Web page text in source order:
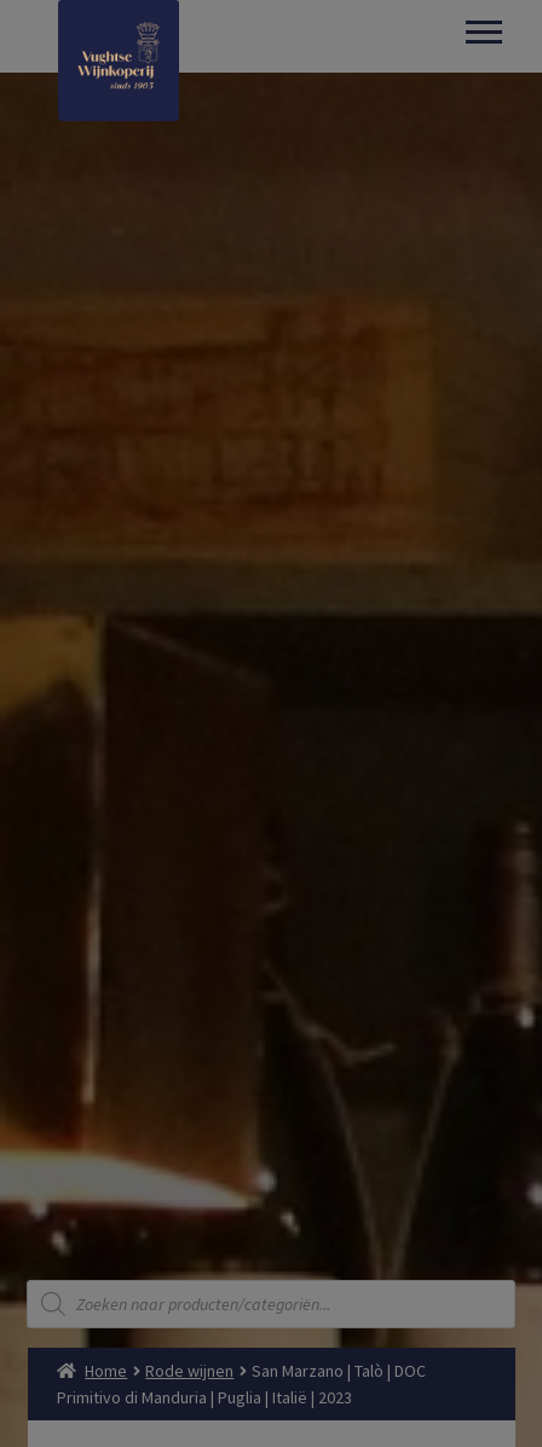
Producten
zoeken
Home Rode wijnen
San Marzano | Talò | DOC
Primitivo di Manduria | Puglia | Italië | 2023